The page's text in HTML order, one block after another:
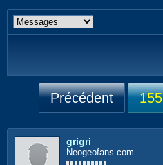
Précédent 155
grigri
Neogeofans.com